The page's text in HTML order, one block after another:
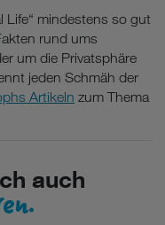
Life“ mindestens so gut
rund ums
um die Privatsphäre
jeden Schmäh der
Artikeln zum Thema
auch